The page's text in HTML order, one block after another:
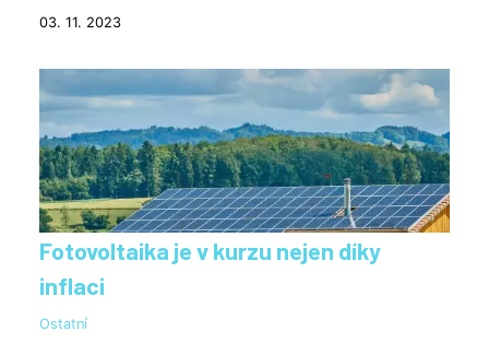
03. 11. 2023
Fotovoltaika je v kurzu nejen díky
inflaci
Ostatní